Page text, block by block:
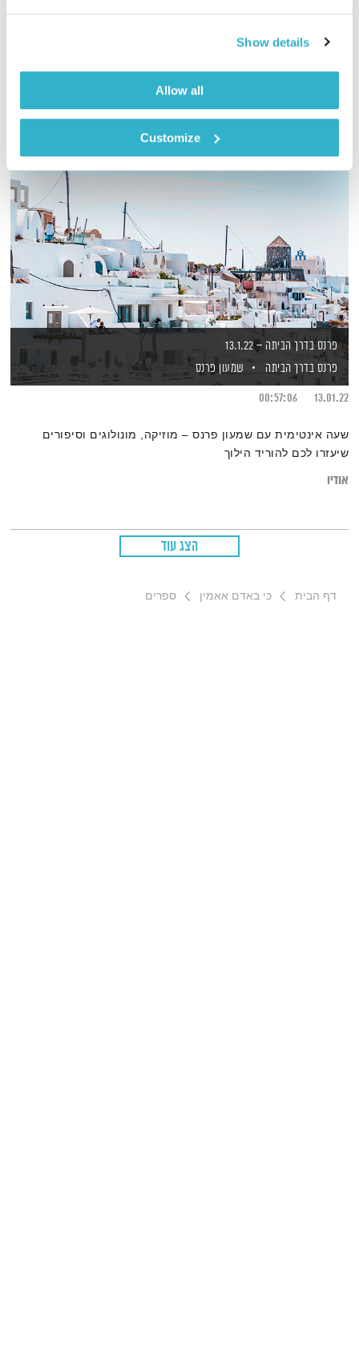
Show details
Allow all
Customize
מסע מוזיקלי יומי עם אורי בנקהלטר
פרנס בדרך הביתה – 13.1.22
פרנס בדרך הביתה
שמעון פרנס
13.01.22
00:57:06
שעה אינטימית עם שמעון פרנס – מוזיקה, מונולוגים וסיפורים
שיעזרו לכם להוריד הילוך
אודיו
הצג עוד
דף הבית כי באדם אאמין ספרים